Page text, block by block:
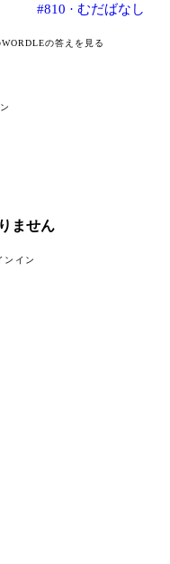
#810 · むだばなし
の答えを見る
ません
ンイン